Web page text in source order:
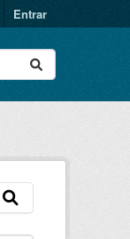
Entrar